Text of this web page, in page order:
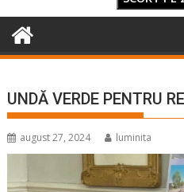
UNDĂ VERDE PENTRU
august 27, 2024 luminita